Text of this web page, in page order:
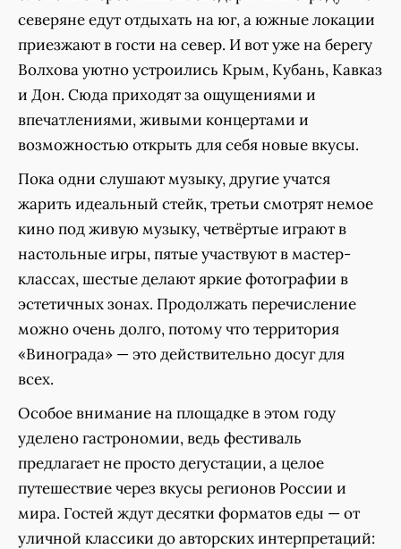
северяне едут отдыхать на юг, а южные локации
приезжают в гости на север. И вот уже на берегу
Волхова уютно устроились Крым, Кубань, Кавказ
и Дон. Сюда приходят за ощущениями и
впечатлениями, живыми концертами и
возможностью открыть для себя новые вкусы.
Пока одни слушают музыку, другие учатся
жарить идеальный стейк, третьи смотрят немое
кино под живую музыку, четвёртые играют в
настольные игры, пятые участвуют в мастер-
классах, шестые делают яркие фотографии в
эстетичных зонах. Продолжать перечисление
можно очень долго, потому что территория
«Винограда» — это действительно досуг для
всех.
Особое внимание на площадке в этом году
уделено гастрономии, ведь фестиваль
предлагает не просто дегустации, а целое
путешествие через вкусы регионов России и
мира. Гостей ждут десятки форматов еды — от
уличной классики до авторских интерпретаций: